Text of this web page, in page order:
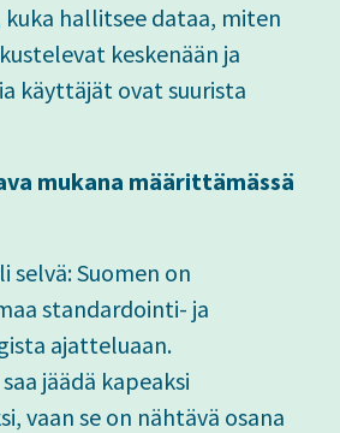
hallitsee dataa, miten
keskenään ja
käyttäjät ovat suurista
mukana määrittämässä
selvä: Suomen on
standardointi- ja
ajatteluaan.
jäädä kapeaksi
vaan se on nähtävä osana